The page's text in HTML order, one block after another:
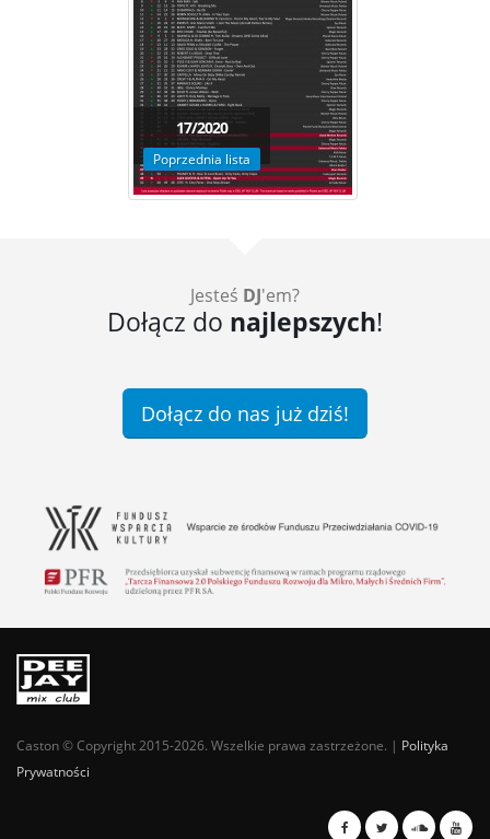
17/2020
Poprzednia lista
Jesteś DJ'em?
Dołącz do najlepszych!
Dołącz do nas już dziś!
Caston © Copyright 2015-2026. Wszelkie prawa zastrzeżone. | Polityka
Prywatności